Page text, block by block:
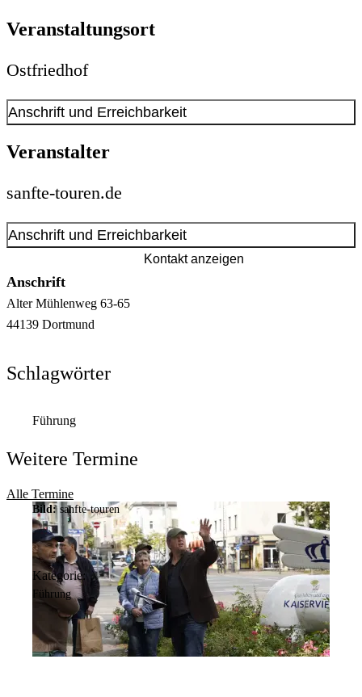
Veranstaltungsort
Ostfriedhof
Anschrift und Erreichbarkeit
Anschrift
44143 Dortmund
Zuständige Verwaltung:Hauptfriedhof
Veranstalter
sanfte-touren.de
Anschrift und Erreichbarkeit
Kontakt anzeigen
Anschrift
Alter Mühlenweg 63-65
44139 Dortmund
Schlagwörter
Führung
Weitere Termine
Alle Termine
Bild: sanfte-touren
Kategorie:
Führung